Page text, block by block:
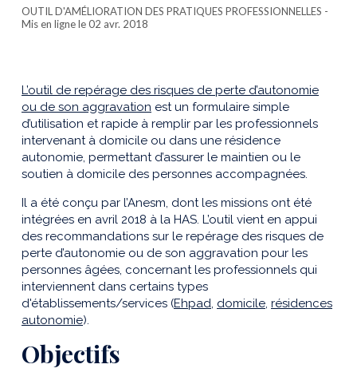
OUTIL D'AMÉLIORATION DES PRATIQUES PROFESSIONNELLES -
Mis en ligne le 02 avr. 2018
L’outil de repérage des risques de perte d’autonomie
ou de son aggravation est un formulaire simple
d’utilisation et rapide à remplir par les professionnels
intervenant à domicile ou dans une résidence
autonomie, permettant d’assurer le maintien ou le
soutien à domicile des personnes accompagnées.
Il a été conçu par l’Anesm, dont les missions ont été
intégrées en avril 2018 à la HAS. L’outil vient en appui
des recommandations sur le repérage des risques de
perte d’autonomie ou de son aggravation pour les
personnes âgées, concernant les professionnels qui
interviennent dans certains types
d'établissements/services (Ehpad, domicile, résidences
autonomie).
Objectifs